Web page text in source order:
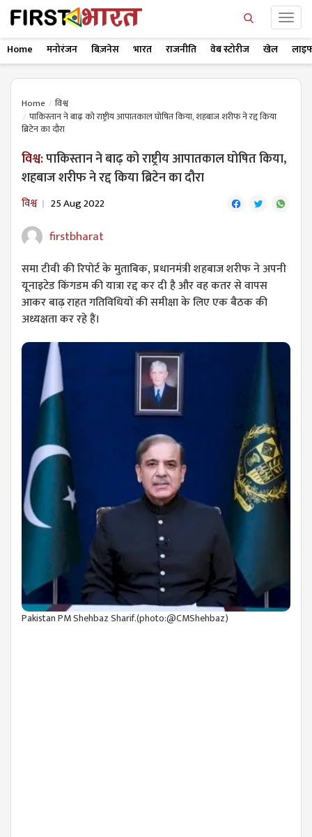
Home मनोरंजन बिज़नेस भारत राजनीति वेब स्टोरीज खेल
Home
विश्व
पाकिस्तान ने बाढ़ को राष्ट्रीय आपातकाल घोषित किया, शहबाज शरीफ ने रद्द किया
ब्रिटेन का दौरा
विश्व:पाकिस्तान ने बाढ़ को राष्ट्रीय आपातकाल घोषित किया,
शहबाज शरीफ ने रद्द किया ब्रिटेन का दौरा
विश्व 25 Aug 2022
firstbharat
समा टीवी की रिपोर्ट के मुताबिक, प्रधानमंत्री शहबाज शरीफ ने अपनी
यूनाइटेड किंगडम की यात्रा रद्द कर दी है और वह कतर से वापस
आकर बाढ़ राहत गतिविधियों की समीक्षा के लिए एक बैठक की
अध्यक्षता कर रहे हैं।
Pakistan PM Shehbaz Sharif.(photo:@CMShehbaz)